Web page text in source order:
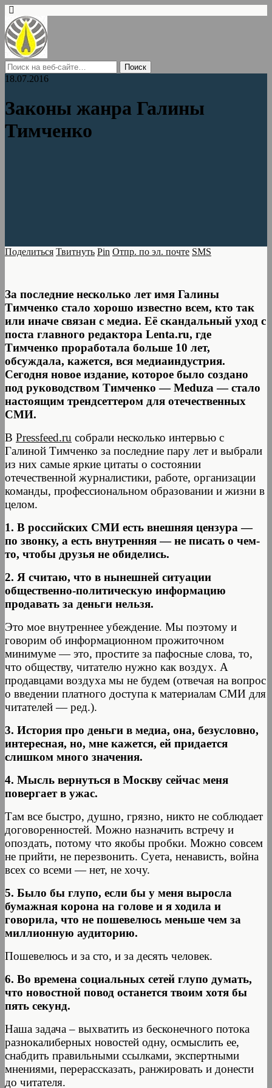
18.07.2016
Законы жанра Галины
Тимченко
Поделиться Твитнуть Pin Отпр. по эл. почте SMS
За последние несколько лет имя Галины
Тимченко стало хорошо известно всем, кто так
или иначе связан с медиа. Её скандальный уход с
поста главного редактора Lenta.ru, где
Тимченко проработала больше 10 лет,
обсуждала, кажется, вся медиаиндустрия.
Сегодня новое издание, которое было создано
под руководством Тимченко — Meduza — стало
настоящим трендсеттером для отечественных
СМИ.
В Pressfeed.ru собрали несколько интервью с
Галиной Тимченко за последние пару лет и выбрали
из них самые яркие цитаты о состоянии
отечественной журналистики, работе, организации
команды, профессиональном образовании и жизни в
целом.
1. В российских СМИ есть внешняя цензура —
по звонку, а есть внутренняя — не писать о чем-
то, чтобы друзья не обиделись.
2. Я считаю, что в нынешней ситуации
общественно-политическую информацию
продавать за деньги нельзя.
Это мое внутреннее убеждение. Мы поэтому и
говорим об информационном прожиточном
минимуме — это, простите за пафосные слова, то,
что обществу, читателю нужно как воздух. А
продавцами воздуха мы не будем (отвечая на вопрос
о введении платного доступа к материалам СМИ для
читателей — ред.).
3. История про деньги в медиа, она, безусловно,
интересная, но, мне кажется, ей придается
слишком много значения.
4. Мысль вернуться в Москву сейчас меня
повергает в ужас.
Там все быстро, душно, грязно, никто не соблюдает
договоренностей. Можно назначить встречу и
опоздать, потому что якобы пробки. Можно совсем
не прийти, не перезвонить. Суета, ненависть, война
всех со всеми — нет, не хочу.
5. Было бы глупо, если бы у меня выросла
бумажная корона на голове и я ходила и
говорила, что не пошевелюсь меньше чем за
миллионную аудиторию.
Пошевелюсь и за сто, и за десять человек.
6. Во времена социальных сетей глупо думать,
что новостной повод останется твоим хотя бы
пять секунд.
Наша задача – выхватить из бесконечного потока
разнокалиберных новостей одну, осмыслить ее,
снабдить правильными ссылками, экспертными
мнениями, перерассказать, ранжировать и донести
до читателя.